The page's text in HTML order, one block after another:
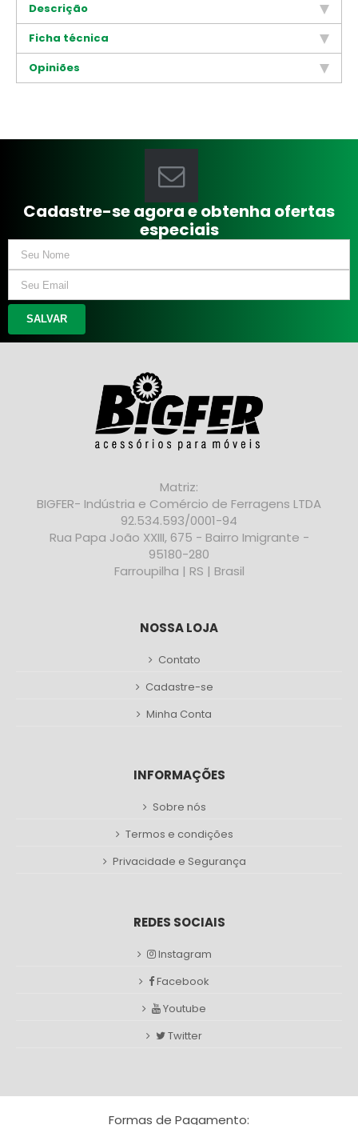
Descrição
Ficha técnica
Opiniões
Cadastre-se agora e obtenha ofertas
especiais
SALVAR
Matriz:
BIGFER- Indústria e Comércio de Ferragens LTDA
92.534.593/0001-94
Rua Papa João XXIII, 675 - Bairro Imigrante -
95180-280
Farroupilha | RS | Brasil
NOSSA LOJA
Contato
Cadastre-se
Minha Conta
INFORMAÇÕES
Sobre nós
Termos e condições
Privacidade e Segurança
REDES SOCIAIS
Instagram
Facebook
Youtube
Twitter
Formas de Pagamento: